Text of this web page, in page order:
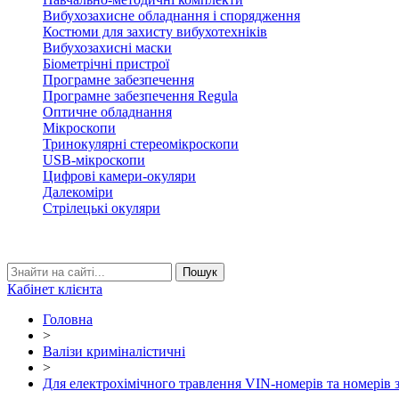
Вибухозахисне обладнання і спорядження
Костюми для захисту вибухотехніків
Вибухозахисні маски
Біометрічні пристрої
Програмне забезпечення
Програмне забезпечення Regula
Оптичне обладнання
Мікроскопи
Тринокулярні стереомікроскопи
USB-мікроскопи
Цифрові камери-окуляри
Далекоміри
Стрілецькі окуляри
Кабінет клієнта
Головна
>
Валізи криміналістичні
>
Для електрохімічного травлення VIN-номерів та номерів